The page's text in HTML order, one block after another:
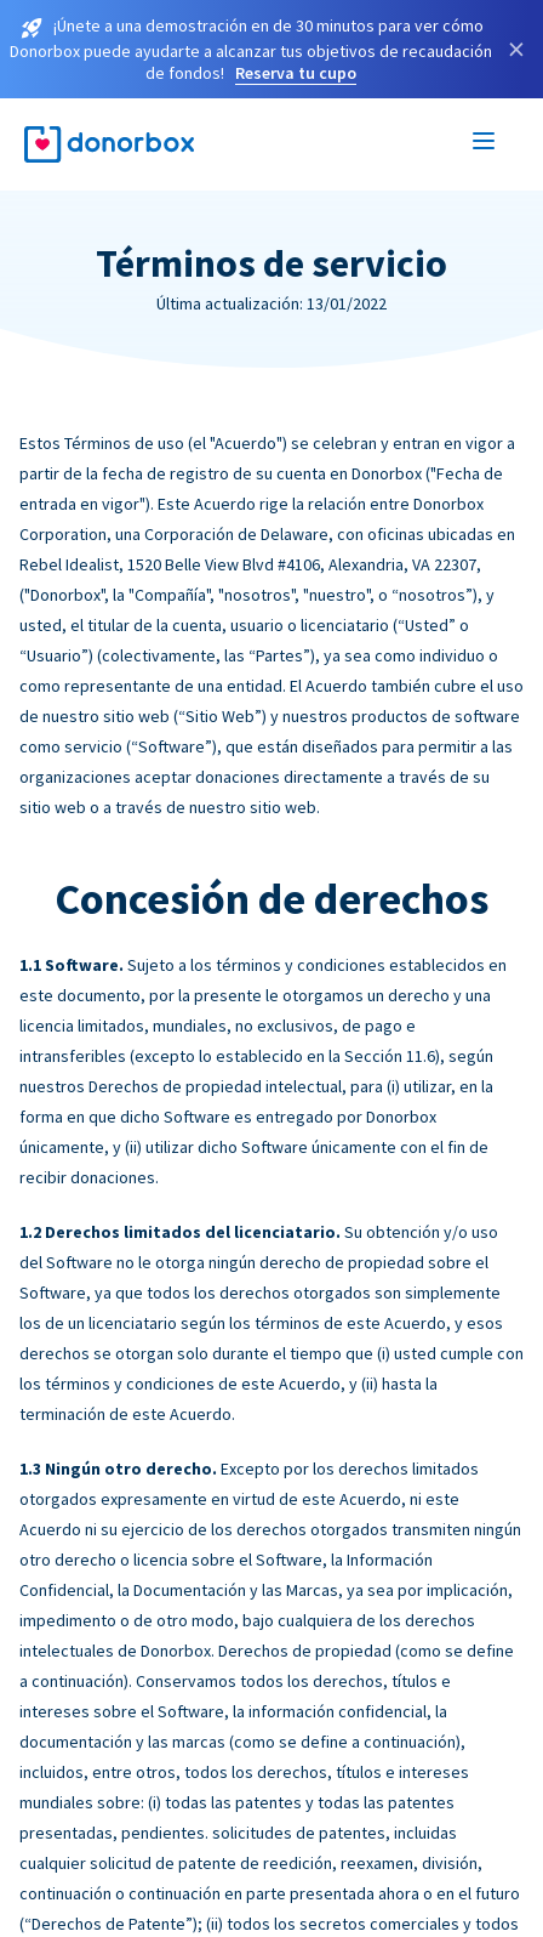
¡Únete a una demostración en de 30 minutos para ver cómo
Donorbox puede ayudarte a alcanzar tus objetivos de recaudación
de fondos!
Reserva tu cupo
×
Términos de servicio
Última actualización: 13/01/2022
Estos Términos de uso (el "Acuerdo") se celebran y entran en vigor a
partir de la fecha de registro de su cuenta en Donorbox ("Fecha de
entrada en vigor"). Este Acuerdo rige la relación entre Donorbox
Corporation, una Corporación de Delaware, con oficinas ubicadas en
Rebel Idealist, 1520 Belle View Blvd #4106, Alexandria, VA 22307,
("Donorbox", la "Compañía", "nosotros", "nuestro", o “nosotros”), y
usted, el titular de la cuenta, usuario o licenciatario (“Usted” o
“Usuario”) (colectivamente, las “Partes”), ya sea como individuo o
como representante de una entidad. El Acuerdo también cubre el uso
de nuestro sitio web (“Sitio Web”) y nuestros productos de software
como servicio (“Software”), que están diseñados para permitir a las
organizaciones aceptar donaciones directamente a través de su
sitio web o a través de nuestro sitio web.
Concesión de derechos
Software. Sujeto a los términos y condiciones establecidos en
este documento, por la presente le otorgamos un derecho y una
licencia limitados, mundiales, no exclusivos, de pago e
intransferibles (excepto lo establecido en la Sección 11.6), según
nuestros Derechos de propiedad intelectual, para (i) utilizar, en la
forma en que dicho Software es entregado por Donorbox
únicamente, y (ii) utilizar dicho Software únicamente con el fin de
recibir donaciones.
Derechos limitados del licenciatario. Su obtención y/o uso
del Software no le otorga ningún derecho de propiedad sobre el
Software, ya que todos los derechos otorgados son simplemente
los de un licenciatario según los términos de este Acuerdo, y esos
derechos se otorgan solo durante el tiempo que (i) usted cumple con
los términos y condiciones de este Acuerdo, y (ii) hasta la
terminación de este Acuerdo.
Ningún otro derecho. Excepto por los derechos limitados
otorgados expresamente en virtud de este Acuerdo, ni este
Acuerdo ni su ejercicio de los derechos otorgados transmiten ningún
otro derecho o licencia sobre el Software, la Información
Confidencial, la Documentación y las Marcas, ya sea por implicación,
impedimento o de otro modo, bajo cualquiera de los derechos
intelectuales de Donorbox. Derechos de propiedad (como se define
a continuación). Conservamos todos los derechos, títulos e
intereses sobre el Software, la información confidencial, la
documentación y las marcas (como se define a continuación),
incluidos, entre otros, todos los derechos, títulos e intereses
mundiales sobre: (i) todas las patentes y todas las patentes
presentadas, pendientes. solicitudes de patentes, incluidas
cualquier solicitud de patente de reedición, reexamen, división,
continuación o continuación en parte presentada ahora o en el futuro
(“Derechos de Patente”); (ii) todos los secretos comerciales y todos